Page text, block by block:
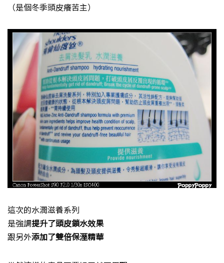
（是個冬季頭皮癢苦主）
這次的水潤滋養系列
是強調提升了頭皮鎖水效果
跟另外添加了雙倍保溼精華